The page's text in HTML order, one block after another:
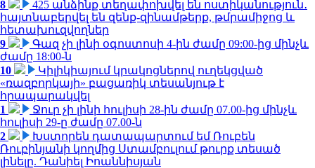
8
425 անձինք տեղափոխվել են ոստիկանություն․
հայտնաբերվել են զենք-զինամթերք, թմրամիջոց և
հետախուզվողներ
9
Գազ չի լինի օգոստոսի 4-ին ժամը 09:00-ից մինչև
ժամը 18:00-ն
10
Կիլիկիայում կրակոցներով ուղեկցված
«ռազբորկայի» բացառիկ տեսանյութ է
հրապարակվել
1
Ջուր չի լինի հուլիսի 28-ին ժամը 07.00-ից մինչև
հուլիսի 29-ը ժամը 07.00-ն
2
Խստորեն դատապարտում եմ Ռուբեն
Ռուբինյանի կողմից Ստամբուլում թուրք տեսած
լինելը. Դանիել Իոաննիսյան